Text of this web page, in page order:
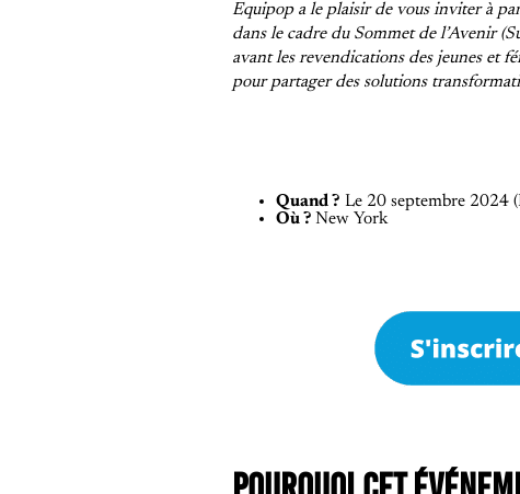
Equipop a le plaisir de vous inviter à
dans le cadre du Sommet de l’Avenir (
avant les revendications des jeunes et
pour partager des solutions
Quand ? Le 20 septembre 2024
Où ? New York